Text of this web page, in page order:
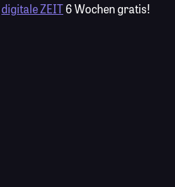
digitale ZEIT6 Wochen gratis!